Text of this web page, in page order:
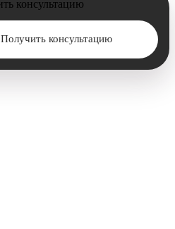
Получить консультацию